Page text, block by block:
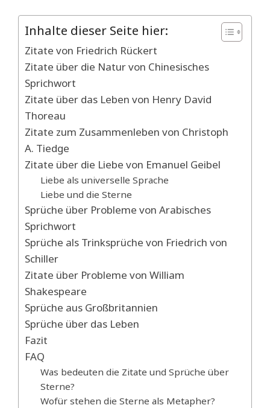
Inhalte dieser Seite hier:
Zitate von Friedrich Rückert
Zitate über die Natur von Chinesisches
Sprichwort
Zitate über das Leben von Henry David
Thoreau
Zitate zum Zusammenleben von Christoph
A. Tiedge
Zitate über die Liebe von Emanuel Geibel
Liebe als universelle Sprache
Liebe und die Sterne
Sprüche über Probleme von Arabisches
Sprichwort
Sprüche als Trinksprüche von Friedrich von
Schiller
Zitate über Probleme von William
Shakespeare
Sprüche aus Großbritannien
Sprüche über das Leben
Fazit
FAQ
Was bedeuten die Zitate und Sprüche über
Sterne?
Wofür stehen die Sterne als Metapher?